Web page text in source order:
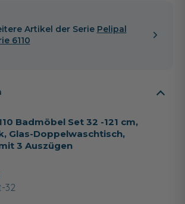
Artikel der Serie Pelipal
6110
Badmöbel Set 32 -121 cm,
Glas-Doppelwaschtisch,
3 Auszügen
32